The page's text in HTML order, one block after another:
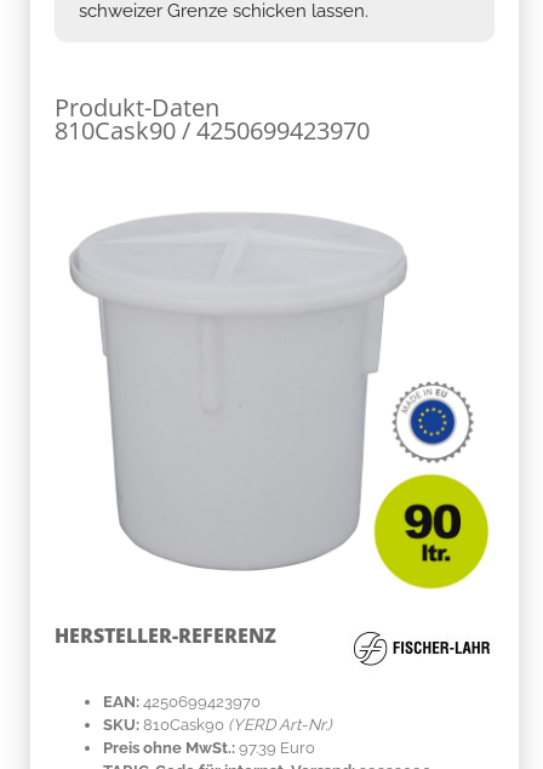
schweizer Grenze schicken lassen.
Produkt-Daten
810Cask90 / 4250699423970
HERSTELLER-REFERENZ
EAN: 4250699423970
SKU: 810Cask90 (YERD Art-Nr.)
Preis ohne MwSt.: 97.39 Euro